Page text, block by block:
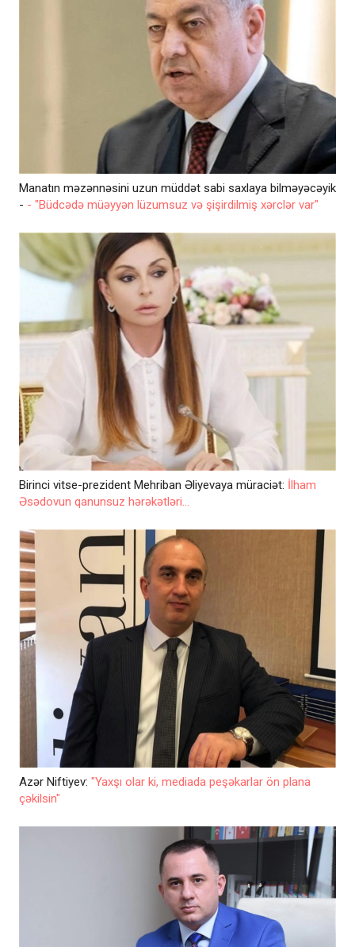
Manatın məzənnəsini uzun müddət sabi saxlaya bilməyəcəyik
- - "Büdcədə müəyyən lüzumsuz və şişirdilmiş xərclər var"
Birinci vitse-prezident Mehriban Əliyevaya müraciət: İlham
Əsədovun qanunsuz hərəkətləri...
Azər Niftiyev: "Yaxşı olar ki, mediada peşəkarlar ön plana
çəkilsin"